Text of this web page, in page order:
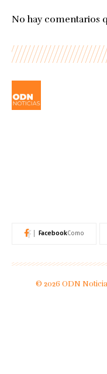
No hay comentarios
FacebookComo
© 2026 ODN